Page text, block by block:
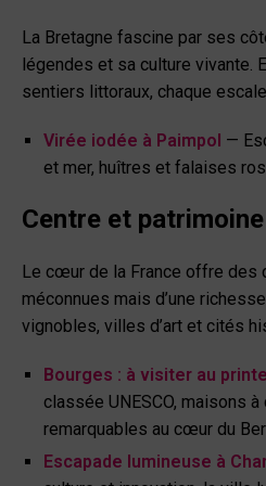
La Bretagne fascine par ses
légendes et sa culture vivante.
sentiers littoraux, chaque
Virée iodée à Paimpol —
et mer, huîtres et falaises
Centre et
Le cœur de la France offre des
méconnues mais d’une
vignobles, villes d’art et cités
Bourges : à visiter au
classée UNESCO, maisons
remarquables au cœur du
Escapade lumineuse à